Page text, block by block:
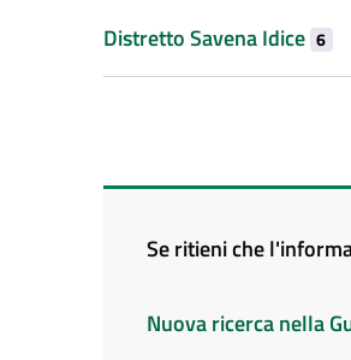
Distretto Savena Idice 6
Se ritieni che
Nuova ricerca nella